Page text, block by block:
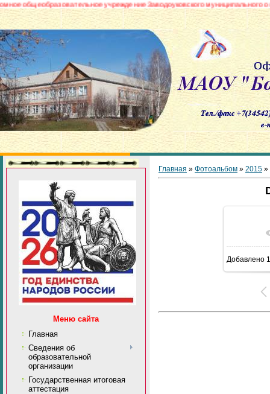
учреждение Заводоуковского муниципального
Меню сайта
Главная
Сведения об
образовательной
организации
Государственная итоговая
аттестация
Главная » Фотоальбом » 2015 »
В
Добавлено